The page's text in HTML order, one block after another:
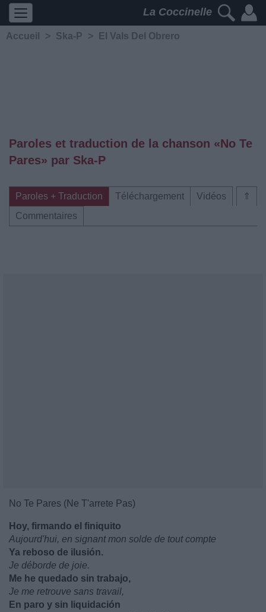
La Coccinelle
Accueil > Ska-P > El Vals Del Obrero
Paroles et traduction de la chanson «No Te
Pares» par Ska-P
⇑
Paroles + Traduction Téléchargement
Vidéos
Commentaires
No Te Pares (Ne T'arrete Pas)
Hoy, firmando el finiquito
Aujourd'hui, en signant mon solde de tout compte
Ya reboso de ilusión.
Je déborde de joie.
Me he quedado sin trabajo,
Je me retrouve sans travail,
En paro y sin liquidación